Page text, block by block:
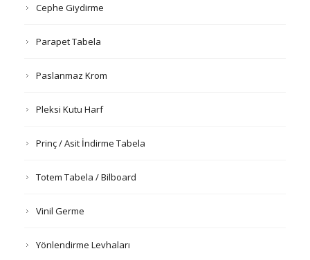
Cephe Giydirme
Parapet Tabela
Paslanmaz Krom
Pleksi Kutu Harf
Prinç / Asit İndirme Tabela
Totem Tabela / Bilboard
Vinil Germe
Yönlendirme Levhaları